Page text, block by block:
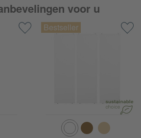
voor u